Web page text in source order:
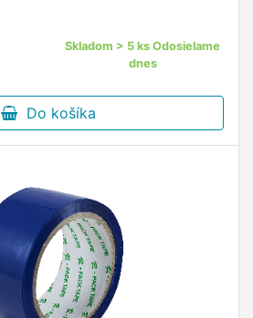
Skladom > 5 ks Odosielame
dnes
Do košíka